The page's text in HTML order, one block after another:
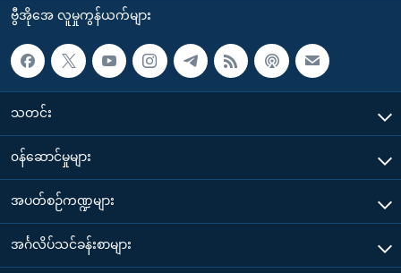
ဗွီအိုအေ လူမှုကွန်ယက်များ
သတင်း
၀န်ဆောင်မှုများ
အပတ်စဉ်ကဏ္ဍများ
အင်္ဂလိပ်သင်ခန်းစာများ